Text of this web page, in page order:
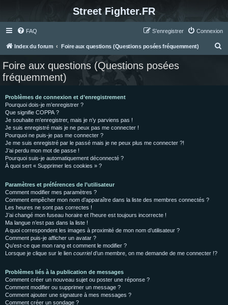
Street Fighter.FR
FAQ Connexion
S’enregistrer
Index du forum Foire aux questions (Questions posées fréquemment)
Foire aux questions (Questions posées
fréquemment)
Problèmes de connexion et d’enregistrement
Pourquoi dois-je m’enregistrer ?
Que signifie COPPA ?
Je souhaite m’enregistrer, mais je n’y parviens pas !
Je suis enregistré mais je ne peux pas me connecter !
Pourquoi ne puis-je pas me connecter ?
Je me suis enregistré par le passé mais je ne peux plus me connecter ?!
J’ai perdu mon mot de passe !
Pourquoi suis-je automatiquement déconnecté ?
À quoi sert « Supprimer les cookies » ?
Paramètres et préférences de l’utilisateur
Comment modifier mes paramètres ?
Comment empêcher mon nom d’apparaître dans la liste des membres connectés ?
Les heures ne sont pas correctes !
J’ai changé mon fuseau horaire et l’heure est toujours incorrecte !
Ma langue n’est pas dans la liste !
A quoi correspondent les images à proximité de mon nom d’utilisateur ?
Comment puis-je afficher un avatar ?
Qu’est-ce que mon rang et comment le modifier ?
Lorsque je clique sur le lien courrield’un membre, on me demande de me connecter !?
Problèmes liés à la publication de messages
Comment créer un nouveau sujet ou poster une réponse ?
Comment modifier ou supprimer un message ?
Comment ajouter une signature à mes messages ?
Comment créer un sondage ?